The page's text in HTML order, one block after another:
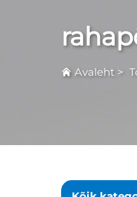
Avaleht >